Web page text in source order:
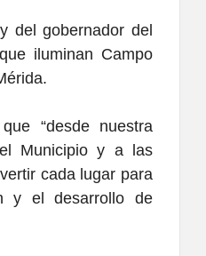
del gobernador del
iluminan Campo
“desde nuestra
Municipio y a las
cada lugar para
y el desarrollo de